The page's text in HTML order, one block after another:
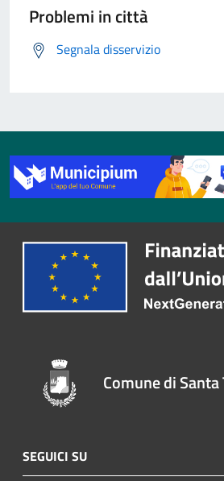
Problemi in città
Segnala disservizio
Comune di Santa
SEGUICI SU